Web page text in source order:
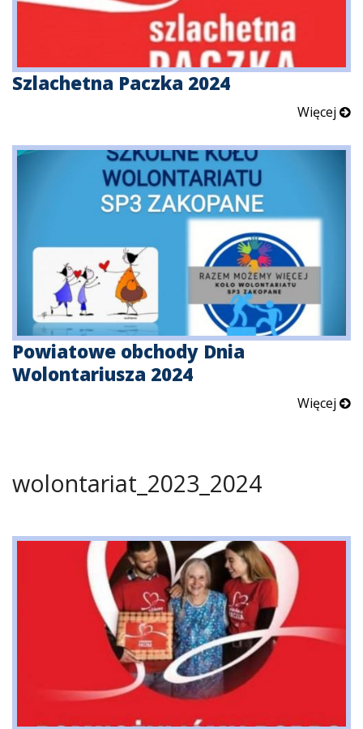
Szlachetna Paczka 2024
Więcej
Powiatowe obchody Dnia
Wolontariusza 2024
Więcej
wolontariat_2023_2024